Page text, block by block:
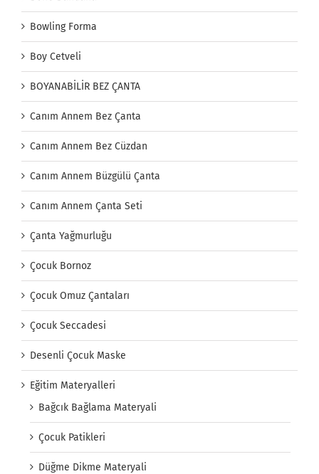
Bowling Forma
Boy Cetveli
BOYANABİLİR BEZ ÇANTA
Canım Annem Bez Çanta
Canım Annem Bez Cüzdan
Canım Annem Büzgülü Çanta
Canım Annem Çanta Seti
Çanta Yağmurluğu
Çocuk Bornoz
Çocuk Omuz Çantaları
Çocuk Seccadesi
Desenli Çocuk Maske
Eğitim Materyalleri
Bağcık Bağlama Materyali
Çocuk Patikleri
Düğme Dikme Materyali